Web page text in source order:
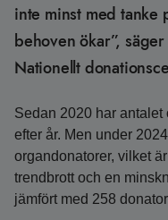
inte minst med tanke
behoven ökar”,
Nationellt
Sedan 2020 har
efter år. Men under
organdonatorer, vilket
trendbrott och en
jämfört med 258